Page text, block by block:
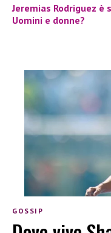
Jeremias Rodriguez è
Uomini e donne?
GOSSIP